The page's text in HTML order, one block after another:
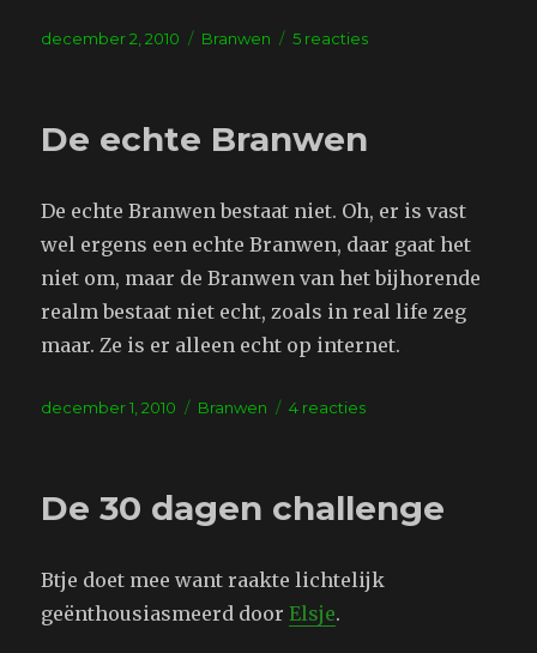
Geplaatst
december 2, 2010 Tags
Branwen 5 reactiesop
De echte Branwen
De echte Branwen bestaat niet. Oh, er is vast
wel ergens een echte Branwen, daar gaat het
niet om, maar de Branwen van het bijhorende
realm bestaat niet echt, zoals in real life zeg
maar. Ze is er alleen echt op internet.
Geplaatst
december 1, 2010 Tags
Branwen 4 reactiesop
De 30 dagen challenge
Btje doet mee want raakte lichtelijk
geënthousiasmeerd doorElsje.